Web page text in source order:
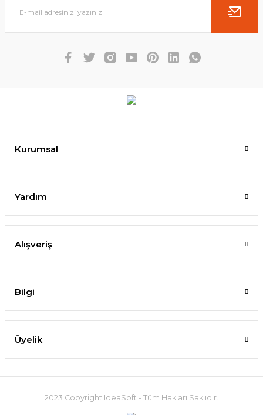
Kurumsal
Yardım
Alışveriş
Bilgi
Üyelik
2023 Copyright IdeaSoft - Tüm Hakları Saklıdır.